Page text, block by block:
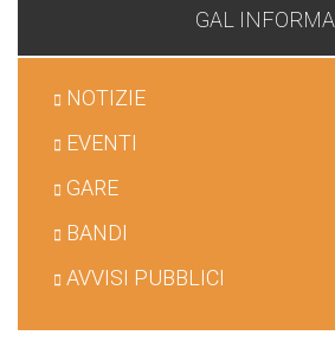
GAL INFORMA
NOTIZIE
EVENTI
GARE
BANDI
AVVISI PUBBLICI